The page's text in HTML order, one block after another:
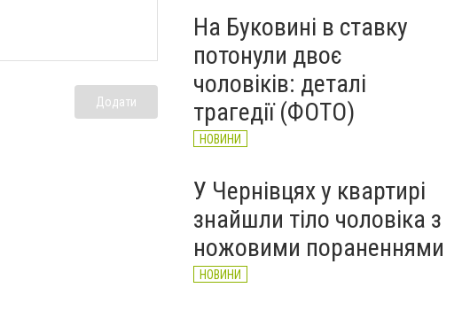
Додати
На Буковині в ставку
потонули двоє
чоловіків: деталі
трагедії (ФОТО)
НОВИНИ
У Чернівцях у квартирі
знайшли тіло чоловіка з
ножовими пораненнями
НОВИНИ